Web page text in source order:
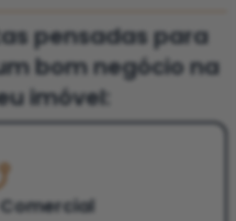
pensadas para
bom negócio na
imóvel: